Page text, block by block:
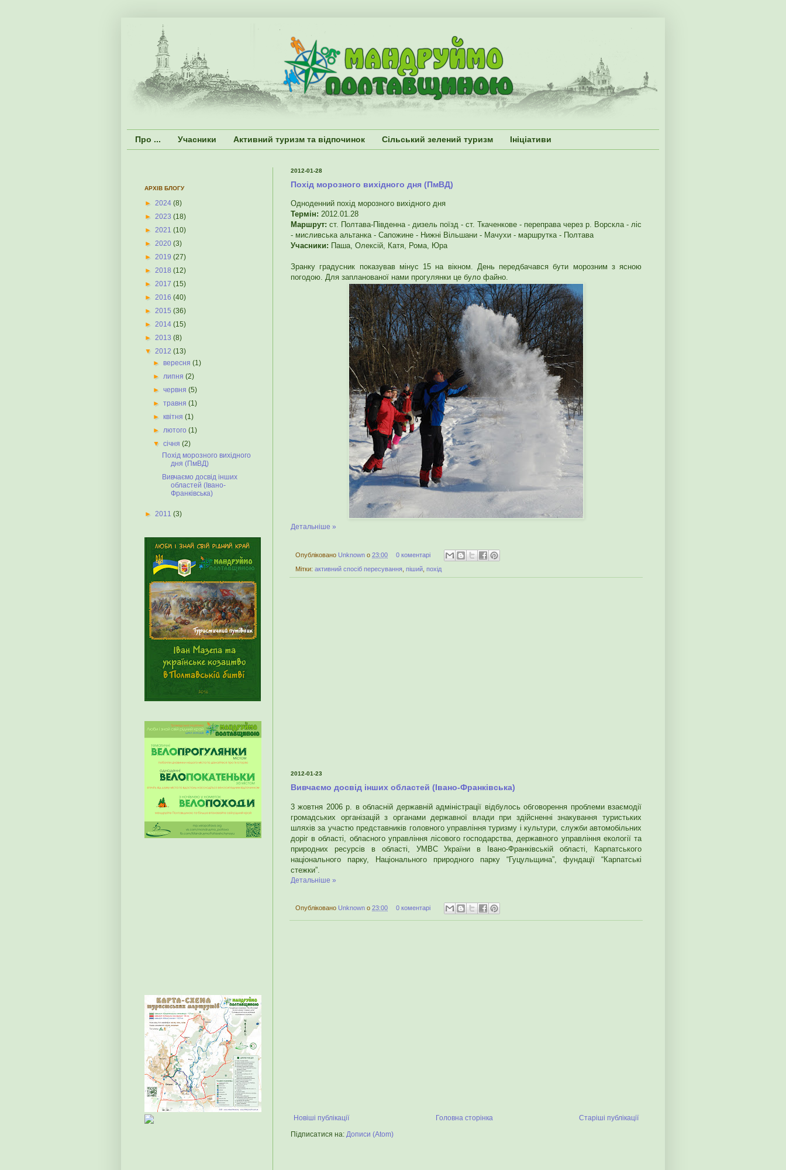
Про ... Учасники Активний туризм та відпочинок Сільський зелений туризм Ініціативи
2012-01-28
Похід морозного вихідного дня (ПмВД)
Одноденний похід морозного вихідного дня
Термін: 2012.01.28
Маршрут: ст. Полтава-Південна - дизель поїзд - ст. Ткаченкове - переправа через р. Ворскла - ліс
- мисливська альтанка - Сапожине - Нижні Вільшани - Мачухи - маршрутка - Полтава
Учасники: Паша, Олексій, Катя, Рома, Юра
Зранку градусник показував мінус 15 на вікном. День передбачався бути морозним з ясною
погодою. Для запланованої нами прогулянки це було файно.
Детальніше »
Опубліковано Unknown о 23:00 0 коментарі
Мітки: активний спосіб пересування піший похід
2012-01-23
Вивчаємо досвід інших областей (Івано-Франківська)
3 жовтня 2006 р. в обласній державній адміністрації відбулось обговорення проблеми взаємодії
громадських організацій з органами державної влади при здійсненні знакування туристьких
шляхів за участю представників головного управління туризму і культури, служби автомобільних
доріг в області, обласного управління лісового господарства, державного управління екології та
природних ресурсів в області, УМВС України в Івано-Франківській області, Карпатського
національного парку, Національного природного парку “Гуцульщина”, фундації “Карпатські
стежки”.
Детальніше »
Опубліковано Unknown о 23:00 0 коментарі
Новіші публікації Старіші публікації
Головна сторінка
Підписатися на: Дописи (Atom)
АРХІВ БЛОГУ
► 2024 (8)
► 2023 (18)
► 2021 (10)
► 2020 (3)
► 2019 (27)
► 2018 (12)
► 2017 (15)
► 2016 (40)
► 2015 (36)
► 2014 (15)
► 2013 (8)
▼ 2012 (13)
►вересня(1)
► липня(2)
►червня(5)
►травня(1)
►квітня(1)
► лютого(1)
▼січня(2)
Похід морозного вихідного
дня (ПмВД)
Вивчаємо досвід інших
областей (Івано-
Франківська)
► 2011 (3)